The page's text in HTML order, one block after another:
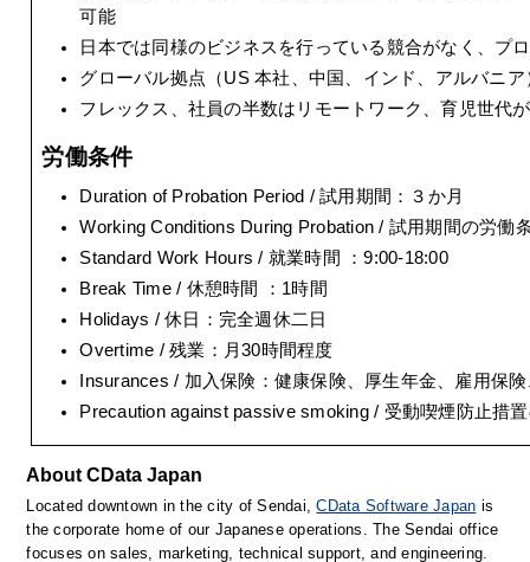
可能
日本では同様のビジネスを行っている競合がなく、プ
グローバル拠点（US 本社、中国、インド、アルバニ
フレックス、社員の半数はリモートワーク、育児世代
労働条件
Duration of Probation Period / 試用期間：３か月
Working Conditions During Probation / 試用期間の労働
Standard Work Hours / 就業時間 ：9:00-18:00
Break Time / 休憩時間 ：1時間
Holidays / 休日：完全週休二日
Overtime / 残業：月30時間程度
Insurances / 加入保険：健康保険、厚生年金、雇用保
Precaution against passive smoking / 受動喫煙防止措
About CData Japan
Located downtown in the city of Sendai, CData Software Japan is
the corporate home of our Japanese operations. The Sendai office
focuses on sales, marketing, technical support, and engineering.